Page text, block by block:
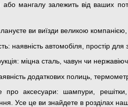
або мангалу залежить від ваших
ви виїзди великою
наявність автомобіля, простір
міцна сталь, чавун чи
додаткових полиць,
про аксесуари: шампури,
Усе це ви знайдете в розділах